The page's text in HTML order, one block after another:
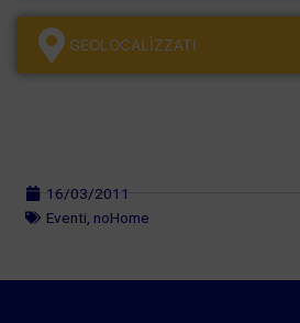
GEOLOCALÌZZATI
16/03/2011
Eventi noHome